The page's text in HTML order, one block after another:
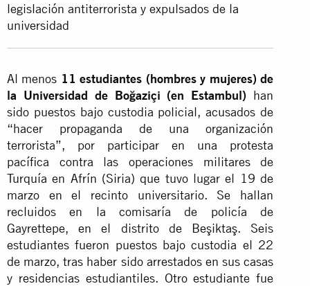
legislación antiterrorista y expulsados de la
universidad
Al menos 11 estudiantes (hombres y mujeres) de
la Universidad de Boğaziçi (en Estambul) han
sido puestos bajo custodia policial, acusados de
“hacer propaganda de una organización
terrorista”, por participar en una protesta
pacífica contra las operaciones militares de
Turquía en Afrín (Siria) que tuvo lugar el 19 de
marzo en el recinto universitario. Se hallan
recluidos en la comisaría de policía de
Gayrettepe, en el distrito de Beşiktaş. Seis
estudiantes fueron puestos bajo custodia el 22
de marzo, tras haber sido arrestados en sus casas
y residencias estudiantiles. Otro estudiante fue